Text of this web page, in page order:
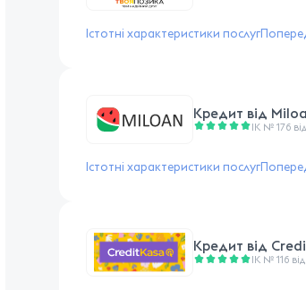
Істотні характеристики послуг
Кредит від
ІК № 176
Істотні характеристики послуг
Кредит від
ІК № 116